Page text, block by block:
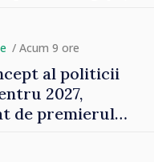
/ Acum 9 ore
al politicii
2027,
de premierul